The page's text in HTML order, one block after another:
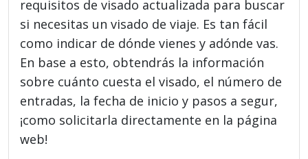
requisitos de visado actualizada para buscar
si necesitas un visado de viaje. Es tan fácil
como indicar de dónde vienes y adónde vas.
En base a esto, obtendrás la información
sobre cuánto cuesta el visado, el número de
entradas, la fecha de inicio y pasos a segur,
¡como solicitarla directamente en la página
web!